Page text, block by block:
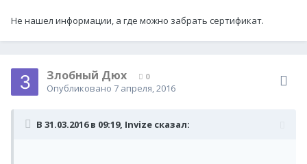
Не нашел информации, а где можно забрать сертификат.
Злобный Дюх 0
Опубликовано 7 апреля, 2016
В 31.03.2016 в 09:19, Invize сказал: